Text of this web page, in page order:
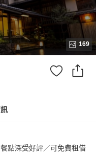
169
點深受好評／可免費租借